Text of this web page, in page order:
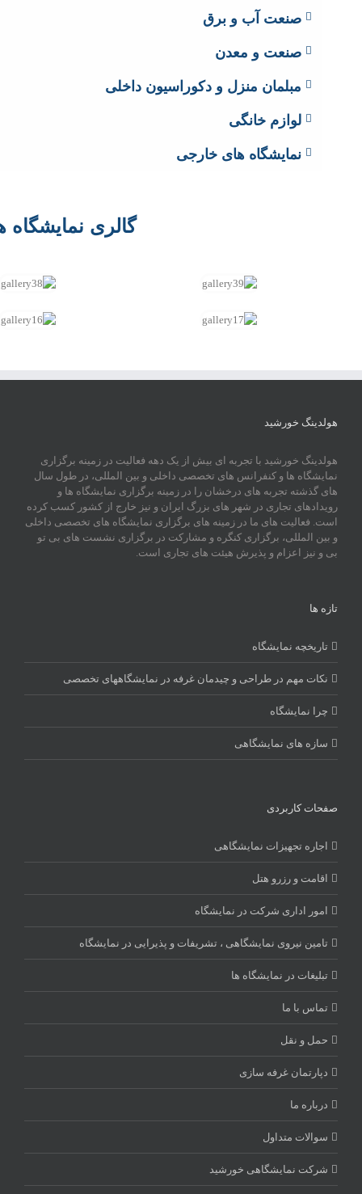
صنعت آب و برق
صنعت و معدن
مبلمان منزل و دکوراسیون داخلی
لوازم خانگی
نمایشگاه های خارجی
گالری نمایشگاه
هولدینگ خورشید
هولدینگ خورشید با تجربه ای بیش از یک دهه فعالیت در زمینه برگزاری
نمایشگاه ها و کنفرانس های تخصصی داخلی و بین المللی، در طول سال
های گذشته تجربه های درخشان را در زمینه برگزاری نمایشگاه ها و
رویدادهای تجاری در شهر های بزرگ ایران و نیز خارج از کشور کسب کرده
است. فعالیت های ما در زمینه های برگزاری نمایشگاه های تخصصی داخلی
و بین المللی، برگزاری کنگره و مشارکت در برگزاری نشست های بی تو
بی و نیز اعزام و پذیرش هیئت های تجاری است.
تازه ها
تاریخچه نمایشگاه
نکات مهم در طراحی و چیدمان غرفه در نمایشگاههای تخصصی
چرا نمایشگاه
سازه های نمایشگاهی
صفحات کاربردی
اجاره تجهیزات نمایشگاهی
اقامت و رزرو هتل
امور اداری شرکت در نمایشگاه
تامین نیروی نمایشگاهی ، تشریفات و پذیرایی در نمایشگاه
تبلیغات در نمایشگاه ها
تماس با ما
حمل و نقل
دپارتمان غرفه سازی
درباره ما
سوالات متداول
شرکت نمایشگاهی خورشید